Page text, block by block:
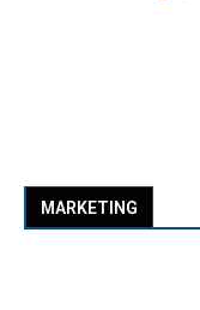
MARKETING